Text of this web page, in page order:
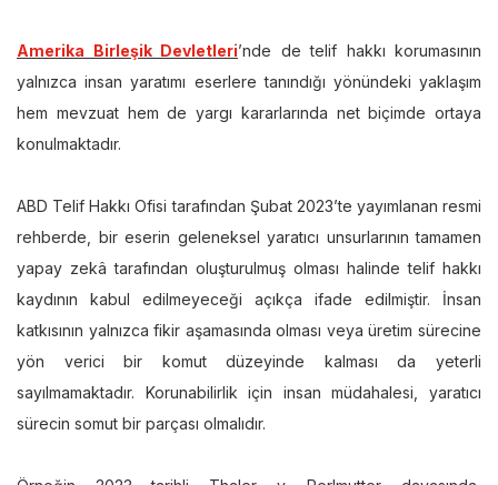
Amerika Birleşik Devletleri’nde de telif hakkı korumasının
yalnızca insan yaratımı eserlere tanındığı yönündeki yaklaşım
hem mevzuat hem de yargı kararlarında net biçimde ortaya
konulmaktadır.
ABD Telif Hakkı Ofisi tarafından Şubat 2023’te yayımlanan resmi
rehberde, bir eserin geleneksel yaratıcı unsurlarının tamamen
yapay zekâ tarafından oluşturulmuş olması halinde telif hakkı
kaydının kabul edilmeyeceği açıkça ifade edilmiştir. İnsan
katkısının yalnızca fikir aşamasında olması veya üretim sürecine
yön verici bir komut düzeyinde kalması da yeterli
sayılmamaktadır. Korunabilirlik için insan müdahalesi, yaratıcı
sürecin somut bir parçası olmalıdır.